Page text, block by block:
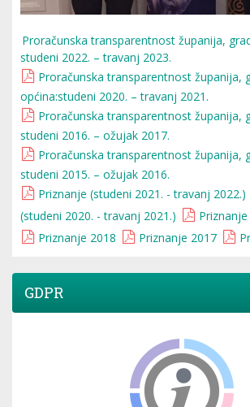
Proračunska transparentnost županija,
studeni 2022. – travanj 2023.
Proračunska transparentnost županija,
općina:studeni 2020. – travanj 2021.
Proračunska transparentnost županija,
studeni 2016. – ožujak 2017.
Proračunska transparentnost županija,
studeni 2015. – ožujak 2016.
Priznanje (studeni 2021. - travanj 2022.)
(studeni 2020. - travanj 2021.)
Priznanje 2018
Priznanje 2017
GDPR